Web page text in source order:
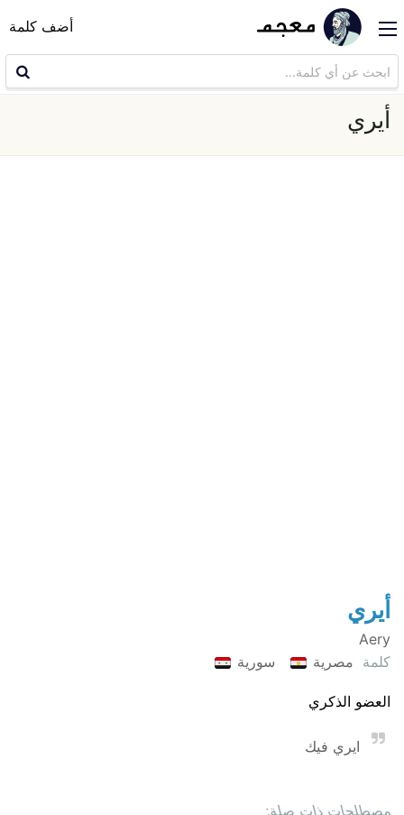
أضف كلمة
أيري
أيري
Aery
كلمة مصرية سورية
العضو الذكري
ايري فيك
مصطلحات ذات صلة: